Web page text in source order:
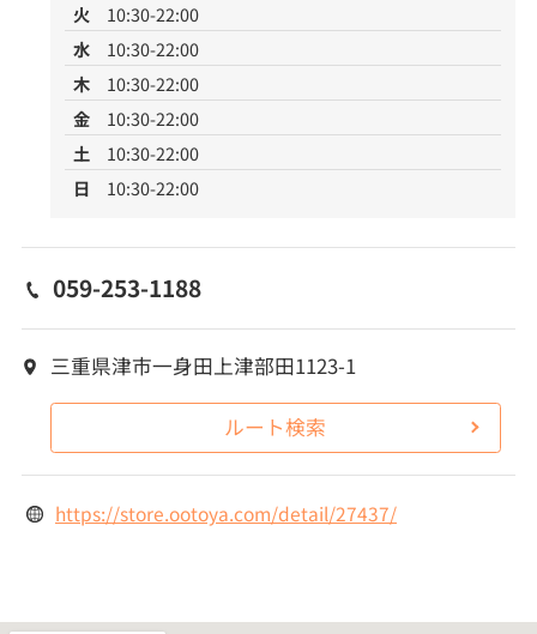
火
10:30-22:00
水
10:30-22:00
木
10:30-22:00
金
10:30-22:00
土
10:30-22:00
日
10:30-22:00
059-253-1188
三重県津市一身田上津部田1123-1
ルート検索
https://store.ootoya.com/detail/27437/